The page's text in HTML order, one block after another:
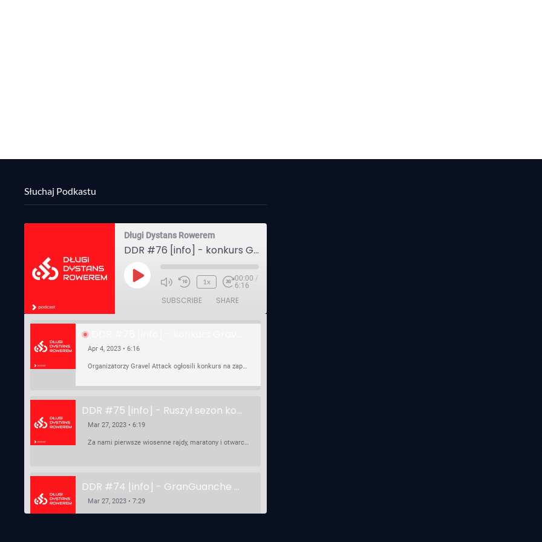
Słuchaj Podkastu
Długi Dystans Rowerem
DDR #76 [info] - konkurs Gravel Attack, Varmia Gravel, Bike Expo, Inspire India Ultra Race
Play
1x 00:00 /
6:16
SUBSCRIBE SHARE
Apr 4, 2023 • 6:16
Organizatorzy Gravel Attack ogłosili konkurs na zaprojektowanie koszulki. Varmia Gravel 2023 przypomina o możliwości podzielenia opłaty startowej na dwie raty 50/50 – na zero procent! …
DDR #75 [info] - Ruszył sezon kolarski! Pierwszy Brevet Race Through Poland, Otwarcie sezonu Rajdy Dla Frajdy, Ankieta Rowerowa, przygotowania do Race Around Poland
Mar 27, 2023 • 6:19
Za nami pierwsze wiosenne rajdy, maratony i otwarcia sezonu, choć w Gdańsku zima nie powiedziała jeszcze ostatniego słowa bo właśnie pada śnieg. Linki: ⁠http://watahaultrarace.pl/⁠⁠https://rajdydlafrajdy.pl/⁠https://brevety.pl/brevets⁠⁠https://racearoundpoland.pl/⁠⁠https://granguanche.com/audax/audaxgravel/⁠⁠Ankieta Rowerowa…
DDR #74 [info] - GranGuanche Gravel startuje w piątek! Wataha Ultra Race Wiosna - zaprasza Mateusz Szafraniec. Dwie samochwałki
Mar 27, 2023 • 7:29